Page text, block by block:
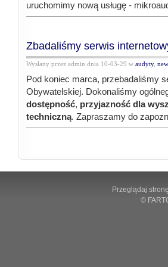
uruchomimy nową usługę -
Zbadaliśmy serwis
Wysłany przez admin dnia 10-03-29 w audyty,
Pod koniec marca, przebadaliśmy
Obywatelskiej. Dokonaliśmy
dostępność, przyjazność dla
techniczną. Zapraszamy do
Przeglądaj
©